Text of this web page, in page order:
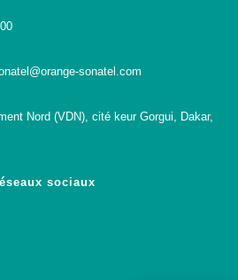
sonatel.com
Nord (VDN), cité keur Gorgui, Dakar,
sociaux